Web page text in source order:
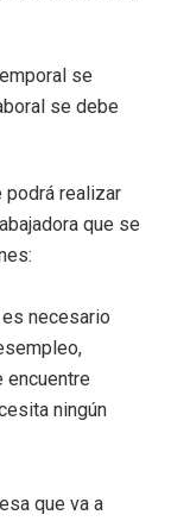
se
se debe
podrá realizar
que se
necesario
encuentre
ningún
que va a